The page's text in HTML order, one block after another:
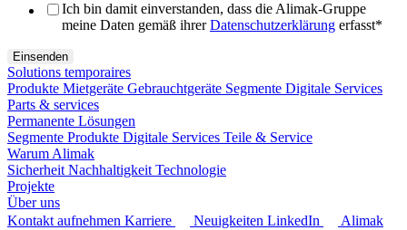
Ich bin damit einverstanden, dass die Alimak-Gruppe
meine Daten gemäß ihrerDatenschutzerklärung erfasst*
Solutions temporaires
Produkte Mietgeräte Gebrauchtgeräte Segmente Digitale Services
Parts & services
Permanente Lösungen
Segmente Produkte Digitale Services Teile & Service
Warum Alimak
Sicherheit Nachhaltigkeit Technologie
Projekte
Über uns
Kontakt aufnehmen Karriere Neuigkeiten LinkedIn
Alimak